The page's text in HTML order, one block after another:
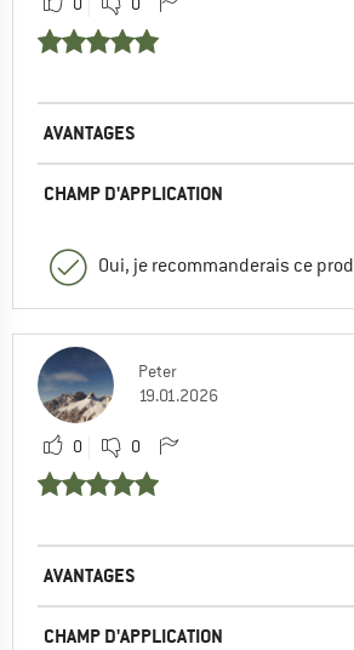
AVANTAGES
CHAMP D'APPLICATION
Oui, je recommanderais ce
Peter
19.01.2026
0 0
AVANTAGES
CHAMP D'APPLICATION